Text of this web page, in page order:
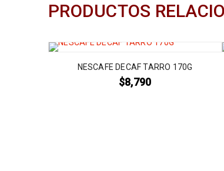
PRODUCTOS
NESCAFE DECAF TARRO 170G
$8,790